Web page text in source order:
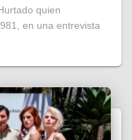
quien
en una entrevista